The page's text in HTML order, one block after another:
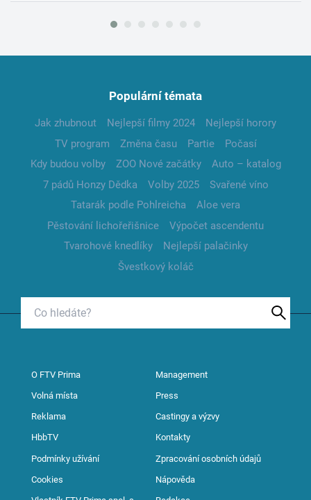
Populární témata
Jak zhubnout Nejlepší filmy 2024
Nejlepší horory
TV program
Změna času Partie
Počasí
Kdy budou volby
ZOO Nové začátky
Auto – katalog
7 pádů Honzy Dědka
Volby 2025
Svařené víno
Tatarák podle Pohlreicha
Aloe vera
Pěstování lichořeřišnice
Výpočet ascendentu
Tvarohové knedlíky
Nejlepší palačinky
Švestkový koláč
O FTV Prima Management
Volná místa Press
Reklama Castingy a výzvy
HbbTV Kontakty
Podmínky užívání Zpracování osobních údajů
Cookies Nápověda